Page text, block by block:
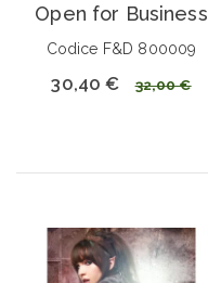
Open for Business
Codice F&D 800009
30,40 € 32,00 €